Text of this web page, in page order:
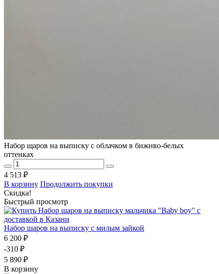
Набор щаров на выписку с облачком в бнжнво-белых
оттенках
4 513 ₽
В корзину Продолжить покупки
Скидка!
Быстрый просмотр
Набор шаров на выписку с милым зайкой
6 200 ₽
-310 ₽
5 890 ₽
В корзину